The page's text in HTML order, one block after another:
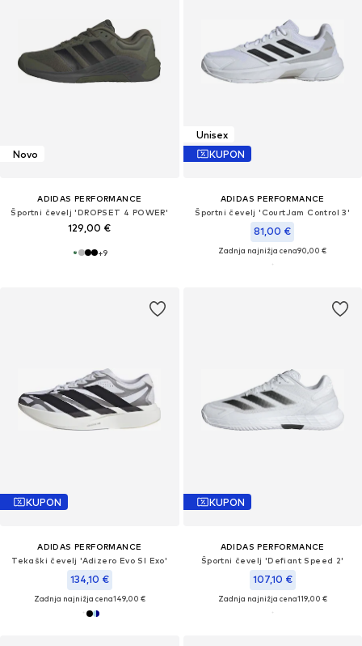
Novo
ADIDAS PERFORMANCE
Športni čevelj 'DROPSET 4 POWER'
129,00 €
+9
Unisex
KUPON
ADIDAS PERFORMANCE
Športni čevelj 'CourtJam Control 3'
81,00 €
Zadnja najnižja cena90,00 €
KUPON
ADIDAS PERFORMANCE
Tekaški čevelj 'Adizero Evo Sl Exo'
134,10 €
Zadnja najnižja cena149,00 €
KUPON
ADIDAS PERFORMANCE
Športni čevelj 'Defiant Speed 2'
107,10 €
Zadnja najnižja cena119,00 €